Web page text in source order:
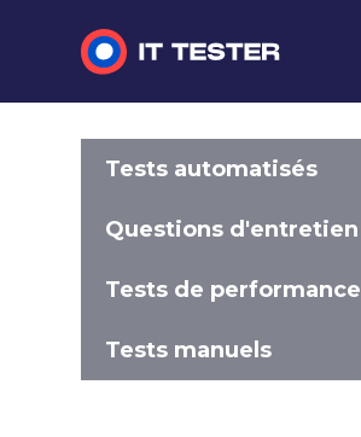
Questions d'entretien
Tests de performance
Tests manuels
Tests automatisés
Questions d'entretien
Tests de performance
Tests manuels